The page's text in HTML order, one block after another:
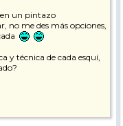
un pintazo
no me des más opciones,
y técnica de cada esquí,